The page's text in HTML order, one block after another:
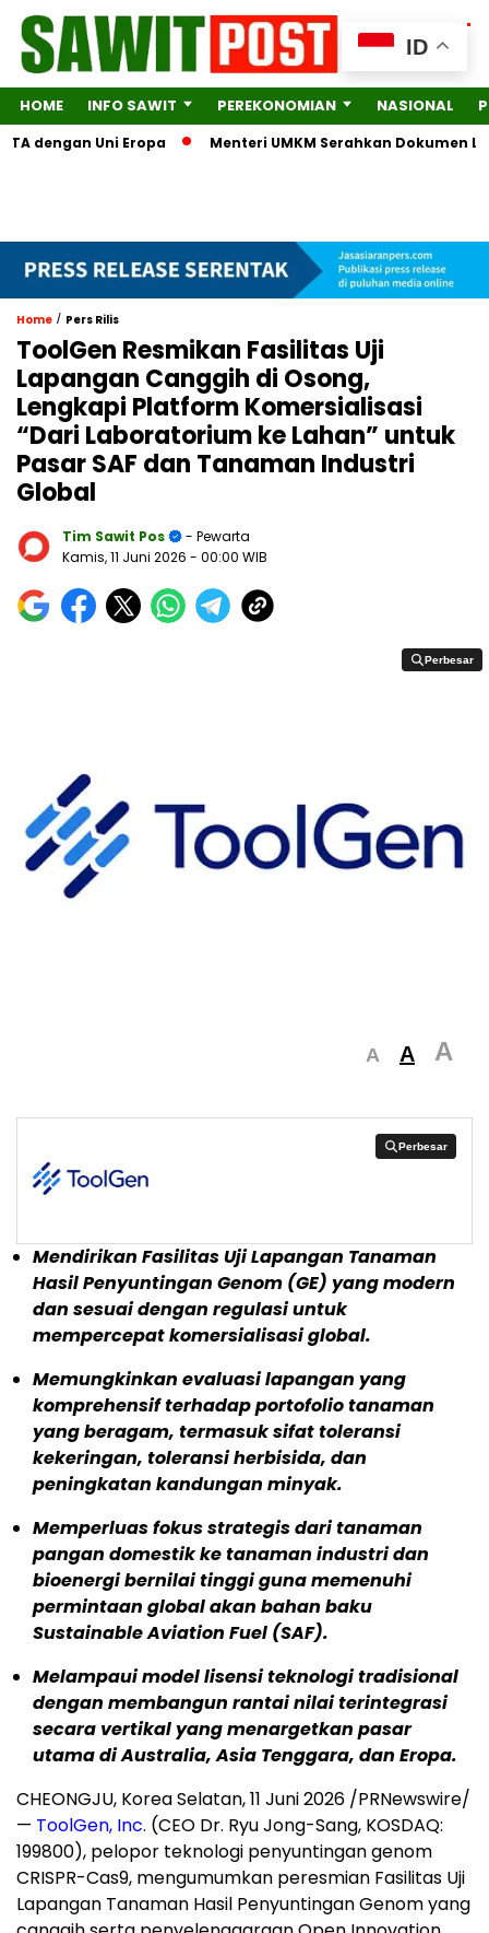
HOME INFO SAWIT PEREKONOMIAN NASIONAL
Uni Eropa Menteri UMKM Serahkan Dokumen
Home / Pers Rilis
ToolGen Resmikan Fasilitas Uji
Lapangan Canggih di Osong,
Lengkapi Platform Komersialisasi
“Dari Laboratorium ke Lahan” untuk
Pasar SAF dan Tanaman Industri
Global
Tim Sawit Pos
- Pewarta
Kamis, 11 Juni 2026 - 00:00 WIB
Perbesar
Perbesar
A A A
Perbesar
Perbesar
Mendirikan Fasilitas Uji Lapangan Tanaman
Hasil Penyuntingan Genom (GE) yang modern
dan sesuai dengan regulasi untuk
mempercepat komersialisasi global.
Memungkinkan evaluasi lapangan yang
komprehensif terhadap portofolio tanaman
yang beragam, termasuk sifat toleransi
kekeringan, toleransi herbisida, dan
peningkatan kandungan minyak.
Memperluas fokus strategis dari tanaman
pangan domestik ke tanaman industri dan
bioenergi bernilai tinggi guna memenuhi
permintaan global akan bahan baku
Sustainable Aviation Fuel (SAF).
Melampaui model lisensi teknologi tradisional
dengan membangun rantai nilai terintegrasi
secara vertikal yang menargetkan pasar
utama di Australia, Asia Tenggara, dan Eropa.
CHEONGJU, Korea Selatan, 11 Juni 2026 /PRNewswire/
— ToolGen, Inc. (CEO Dr. Ryu Jong-Sang, KOSDAQ:
199800), pelopor teknologi penyuntingan genom
CRISPR-Cas9, mengumumkan peresmian Fasilitas Uji
Lapangan Tanaman Hasil Penyuntingan Genom yang
ID